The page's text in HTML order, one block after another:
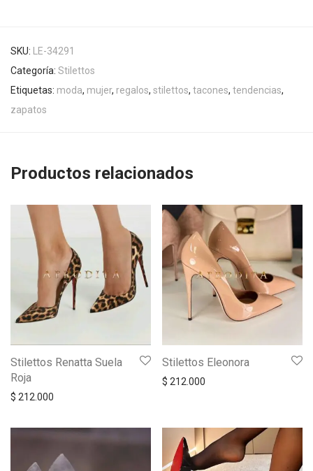
SKU:
LE-34291
Categoría: Stilettos
Etiquetas: moda, mujer, regalos, stilettos, tacones, tendencias,
zapatos
Productos relacionados
Stilettos Renatta Suela
Roja
$ 212.000
Stilettos Eleonora
$ 212.000